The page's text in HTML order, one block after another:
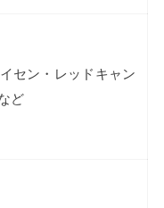
セン・レッドキャン
ど